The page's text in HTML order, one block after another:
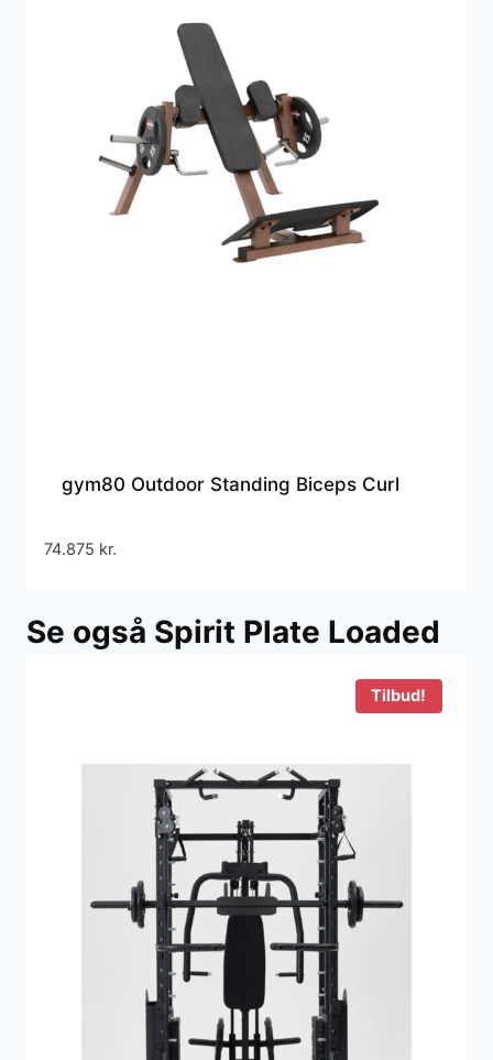
gym80 Outdoor Standing Biceps Curl
74.875 kr.
Se også Spirit Plate Loaded
Tilbud!